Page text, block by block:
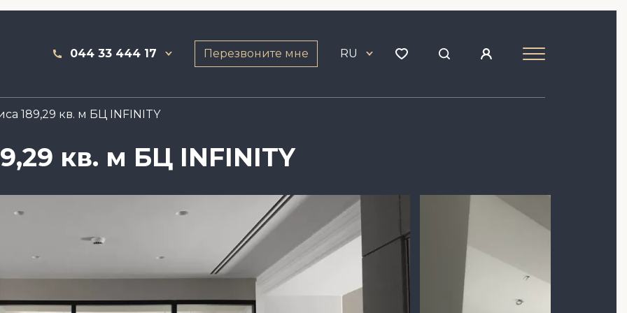
044 33 444 17 Перезвоните мне RU
189,29 кв. м БЦ INFINITY
кв. м БЦ INFINITY